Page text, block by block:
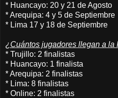
* Huancayo: 20 y 21 de Agosto
* Arequipa: 4 y 5 de Septiembre
* Lima 17 y 18 de Septiembre
¿Cuántos jugadores llegan a la
* Trujillo: 2 finalistas
* Huancayo: 1 finalista
* Arequipa: 2 finalistas
* Lima: 8 finalistas
* Online: 2 finalistas